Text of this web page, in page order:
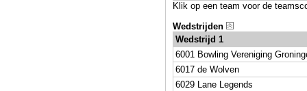
Klik op een team voor de
Wedstrijden
Wedstrijd 1
6001 Bowling Vereniging
6017 de Wolven
6029 Lane Legends